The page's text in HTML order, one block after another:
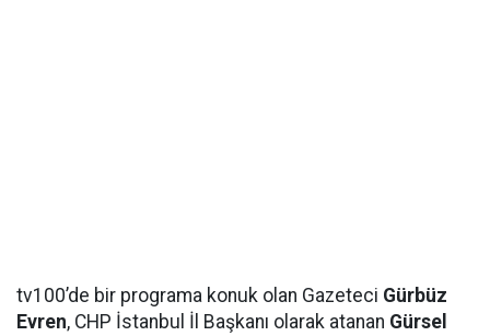
tv100’de bir programa konuk olan Gazeteci Gürbüz
Evren, CHP İstanbul İl Başkanı olarak atanan Gürsel